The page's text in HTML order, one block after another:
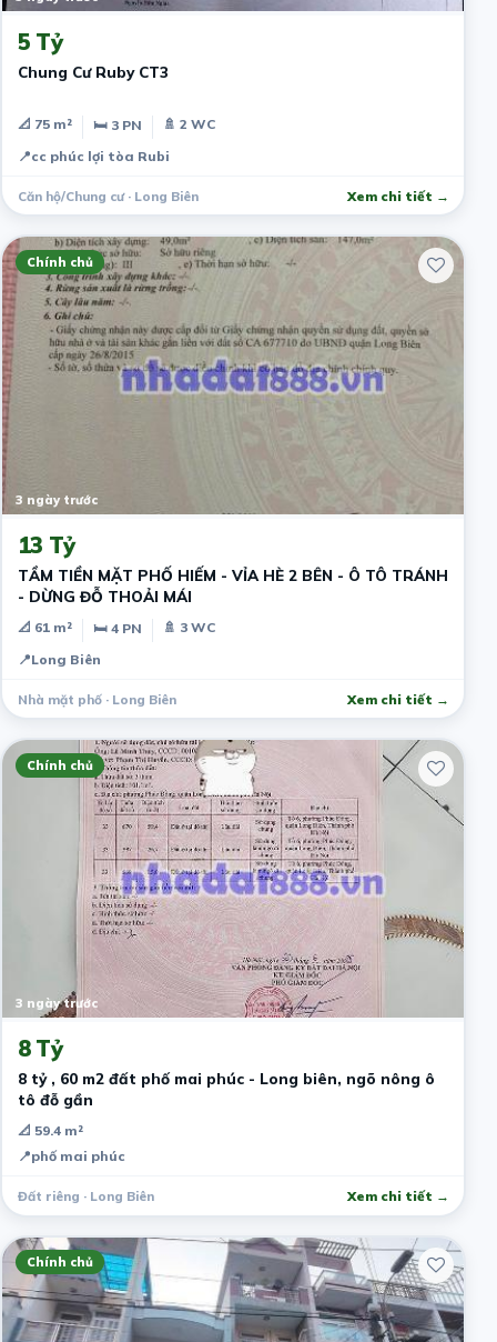
5 Tỷ
Chung Cư Ruby CT3
📐 75 m² 🛏 3 PN
🚿 2 WC
📍cc phúc lợi tòa Rubi
Căn hộ/Chung cư · Long Biên Xem chi tiết →
Chính chủ
3 ngày trước
13 Tỷ
TẦM TIỀN MẶT PHỐ HIẾM - VỈA HÈ 2 BÊN - Ô TÔ TRÁNH
- DỪNG ĐỖ THOẢI MÁI
📐 61 m² 🛏 4 PN
🚿 3 WC
📍Long Biên
Nhà mặt phố · Long Biên Xem chi tiết →
Chính chủ
3 ngày trước
8 Tỷ
8 tỷ , 60 m2 đất phố mai phúc - Long biên, ngõ nông ô
tô đỗ gần
📐 59.4 m²
📍phố mai phúc
Đất riêng · Long Biên Xem chi tiết →
Chính chủ